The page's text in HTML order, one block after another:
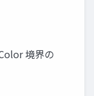
境界の